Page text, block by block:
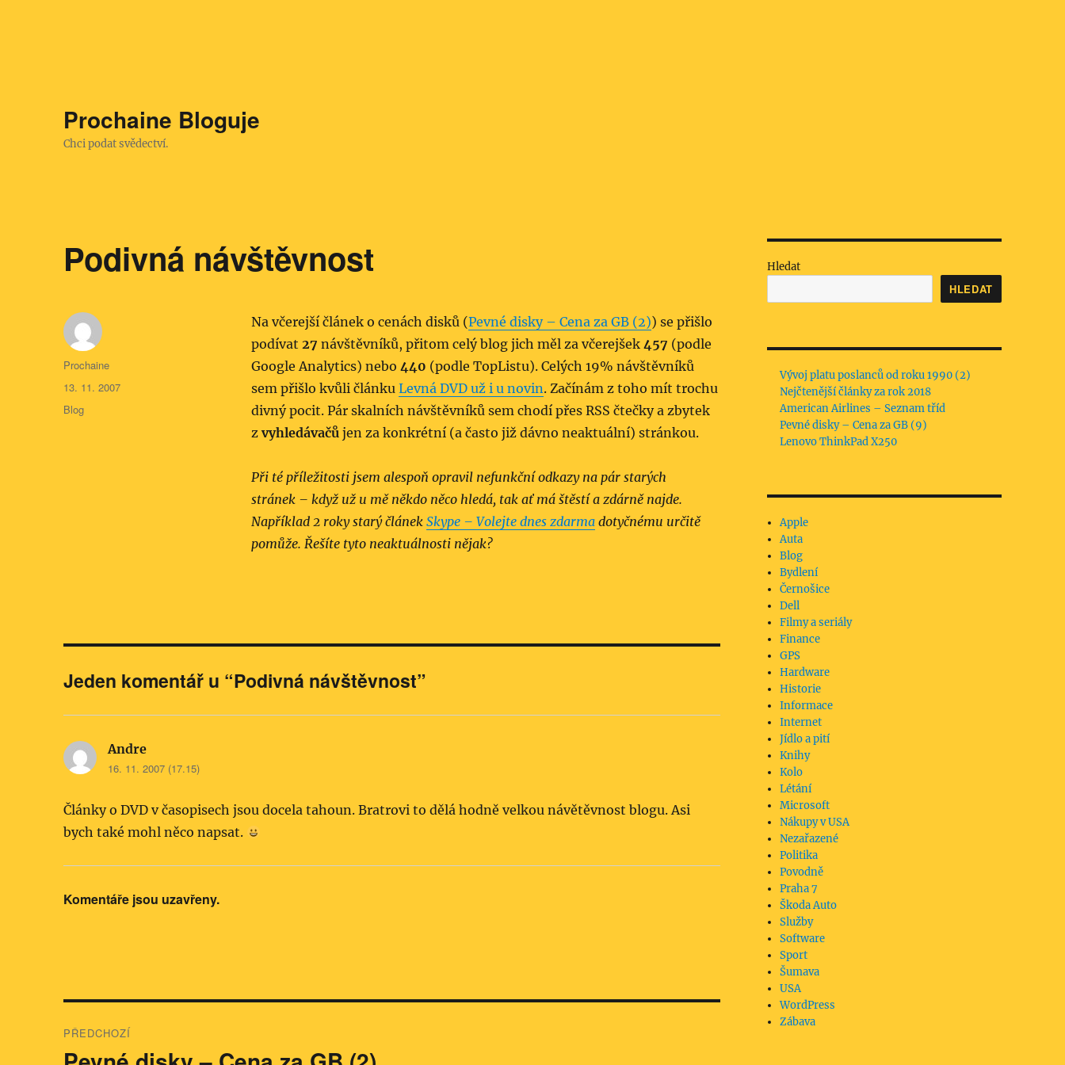
Prochaine Bloguje
Chci podat svědectví.
Podivná návštěvnost
Na včerejší článek o cenách disků (Pevné disky – Cena za GB (2)) se přišlo
podívat 27 návštěvníků, přitom celý blog jich měl za včerejšek 457 (podle
Google Analytics) nebo 440 (podle TopListu). Celých 19% návštěvníků
sem přišlo kvůli článku Levná DVD už i u novin. Začínám z toho mít trochu
divný pocit. Pár skalních návštěvníků sem chodí přes RSS čtečky a zbytek
z vyhledávačůjen za konkrétní (a často již dávno neaktuální) stránkou.
Při té příležitosti jsem alespoň opravil nefunkční odkazy na pár starých
stránek – když už u mě někdo něco hledá, tak ať má štěstí a zdárně najde.
Například 2 roky starý článek Skype – Volejte dnes zdarmadotyčnému určitě
pomůže. Řešíte tyto neaktuálnosti ně­jak?
Autor:
Prochaine
Publikováno:
13. 11. 2007
Rubriky:
Blog
Jeden komentář u “Podivná návštěvnost”
Andre
16. 11. 2007 (17.15)
Články o DVD v časopisech jsou docela tahoun. Bratrovi to dělá hodně velkou návětěvnost blogu. Asi
bych také mohl něco napsat.
Komentáře jsou uzavřeny.
pro
PŘEDCHOZÍ
Předchozí
Hledat
HLEDAT
Vývoj platu poslanců od roku 1990 (2)
Nejčtenější články za rok 2018
American Airlines – Seznam tříd
Pevné disky – Cena za GB (9)
Lenovo ThinkPad X250
Apple
Auta
Blog
Bydlení
Černošice
Dell
Filmy a seriály
Finance
GPS
Hardware
Historie
Informace
Internet
Jídlo a pití
Knihy
Kolo
Létání
Microsoft
Nákupy v USA
Nezařazené
Politika
Povodně
Praha 7
Škoda Auto
Služby
Software
Sport
Šumava
USA
WordPress
Zábava